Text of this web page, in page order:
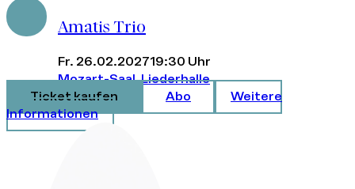
Amatis Trio
Fr. 26.02.202719:30 Uhr
Mozart-Saal, Liederhalle
Ticket kaufen
Abo
Weitere
Informationen